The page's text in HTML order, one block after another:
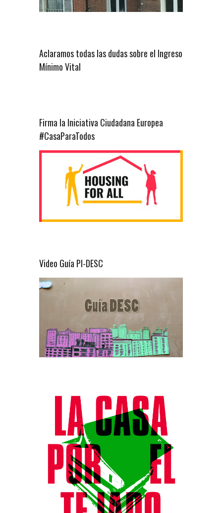
Aclaramos todas las dudas sobre el Ingreso
Mínimo Vital
Firma la Iniciativa Ciudadana Europea
#CasaParaTodos
Video Guía PI-DESC